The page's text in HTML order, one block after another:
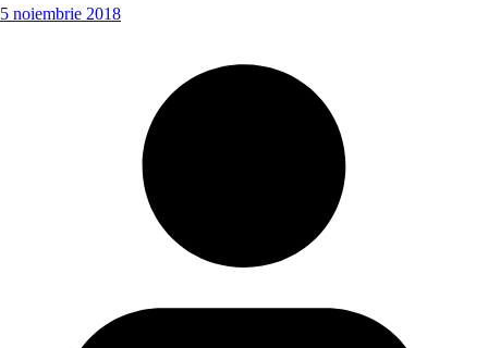
5 noiembrie 2018